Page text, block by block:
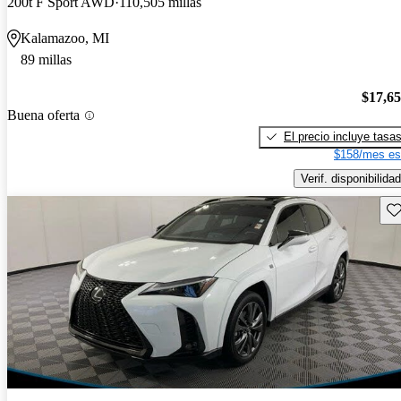
Kalamazoo, MI
89 millas
Buena oferta
El precio incluye tasas
$158/mes
Verif. disponibilidad